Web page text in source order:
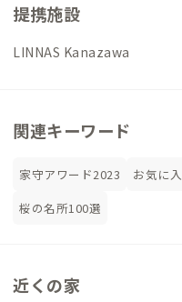
提携施設
LINNAS Kanazawa
関連キーワード
家守アワード2023 お気に
桜の名所100選
近くの家